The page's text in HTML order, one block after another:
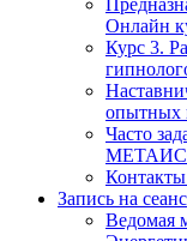
Онлайн
Курс 3.
опытных
Часто
Запись на сеанс
Ведомая